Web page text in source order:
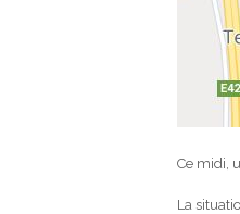
Ce midi,
La